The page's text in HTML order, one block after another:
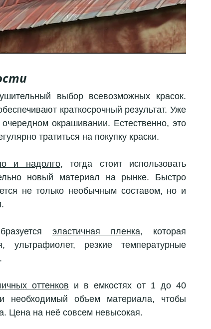
выбор всевозможных красок.
краткосрочный результат. Уже
окрашивании. Естественно, это
тратиться на покупку краски.
и надолго
новый материал на рынке. Быстро
не только необычным составом, но и
эластичная пленка, которая
ультрафиолет, резкие температурные
оттенков и в емкостях от 1 до 40
необходимый объем материала, чтобы
Цена на неё совсем невысокая.